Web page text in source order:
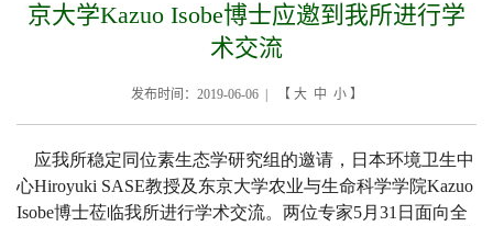
京大学Kazuo Isobe博士应邀到我所进行学
术交流
发布时间：2019-06-06 | 【 大 中 小】
应我所稳定同位素生态学研究组的邀请，日本环境卫生中
心Hiroyuki SASE教授及东京大学农业与生命科学学院Kazuo
Isobe博士莅临我所进行学术交流。两位专家5月 31 日面向全